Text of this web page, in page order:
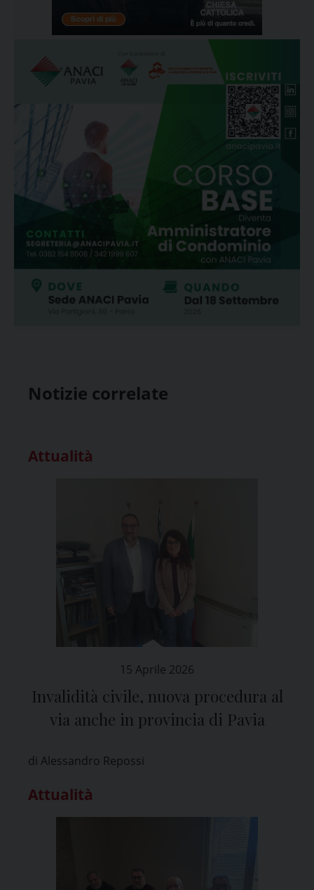
Notizie correlate
Attualità
15 Aprile 2026
Invalidità civile, nuova procedura al
via anche in provincia di Pavia
di Alessandro Repossi
Attualità